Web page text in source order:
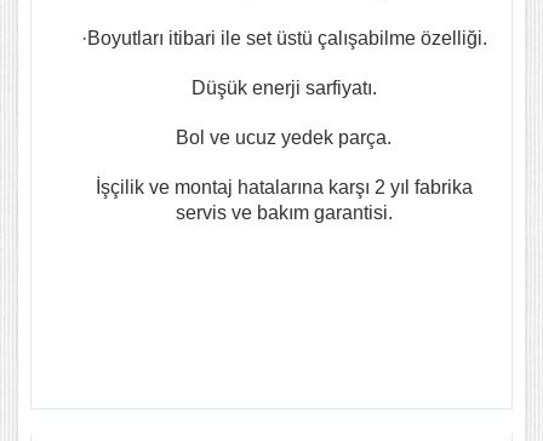
·Boyutları itibari ile set üstü çalışabilme özelliği.
Düşük enerji sarfiyatı.
Bol ve ucuz yedek parça.
İşçilik ve montaj hatalarına karşı 2 yıl fabrika
servis ve bakım garantisi.